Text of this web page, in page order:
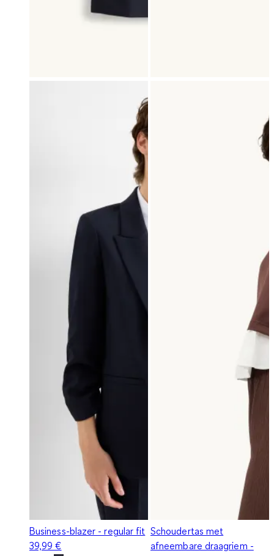
Business-blazer - regular fit
39,99 €
Schoudertas met
afneembare draagriem -